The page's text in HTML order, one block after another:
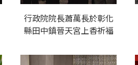
行政院院長蕭萬長於彰化
縣田中鎮晉天宮上香祈福